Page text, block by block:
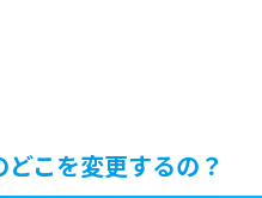
こを変更するの？